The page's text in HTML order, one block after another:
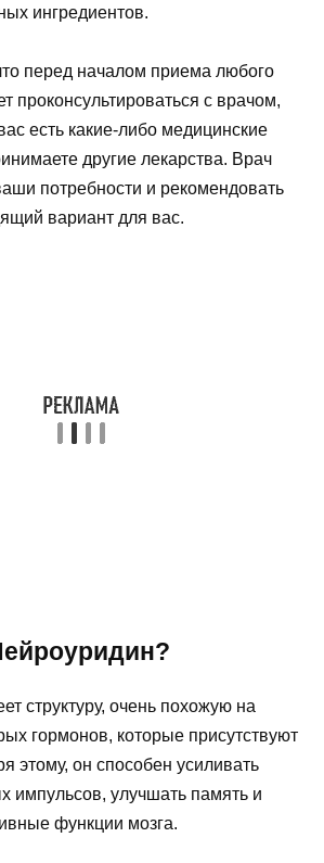
ингредиентов.
перед началом приема любого
проконсультироваться с врачом,
есть какие-либо медицинские
другие лекарства. Врач
потребности и рекомендовать
вариант для вас.
структуру, очень похожую на
гормонов, которые присутствуют
этому, он способен усиливать
импульсов, улучшать память и
функции мозга.